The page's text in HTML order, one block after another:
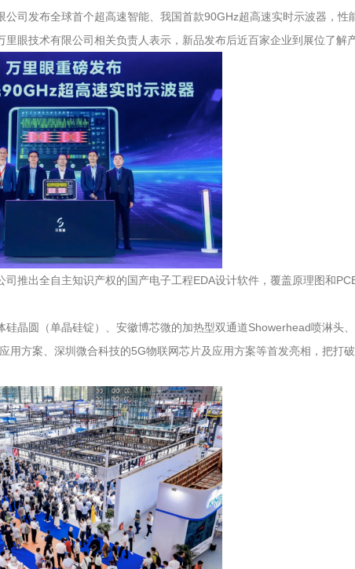
公司发布全球首个超高速智能、我国首款90GHz超高速实时示波器，
里眼技术有限公司相关负责人表示，新品发布后近百家企业到展位了
司推出全自主知识产权的国产电子工程EDA设计软件，覆盖原理图和
硅晶圆（单晶硅锭）、安徽博芯微的加热型双通道Showerhead喷淋
用方案、深圳微合科技的5G物联网芯片及应用方案等首发亮相，把打